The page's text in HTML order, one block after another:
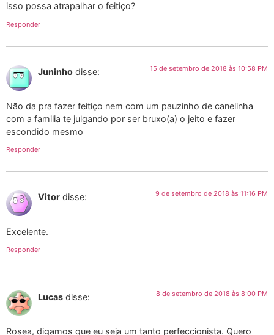
isso possa atrapalhar o feitiço?
Responder
Juninho disse: 15 de setembro de 2018 às 10:58 PM
Não da pra fazer feitiço nem com um pauzinho de canelinha
com a familia te julgando por ser bruxo(a) o jeito e fazer
escondido mesmo
Responder
Vitor disse: 9 de setembro de 2018 às 11:16 PM
Excelente.
Responder
Lucas disse: 8 de setembro de 2018 às 8:00 PM
Rosea, digamos que eu seja um tanto perfeccionista. Quero